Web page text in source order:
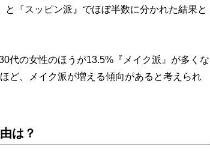
と『スッピン派』でほぼ半数に分かれた結果と
代の女性のほうが13.5%『メイク派』が多くな
ど、メイク派が増える傾向があると考えられ
は？